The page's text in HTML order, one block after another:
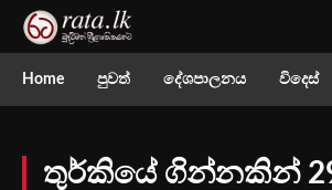
Home පුවත් දේශපාලනය විදෙස්
තුර්කියේ ගින්නකින්